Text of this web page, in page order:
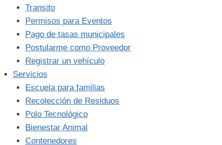
Transito
Permisos para Eventos
Pago de tasas municipales
Postularme como Proveedor
Registrar un vehículo
Servicios
Escuela para familias
Recolección de Residuos
Polo Tecnológico
Bienestar Animal
Contenedores